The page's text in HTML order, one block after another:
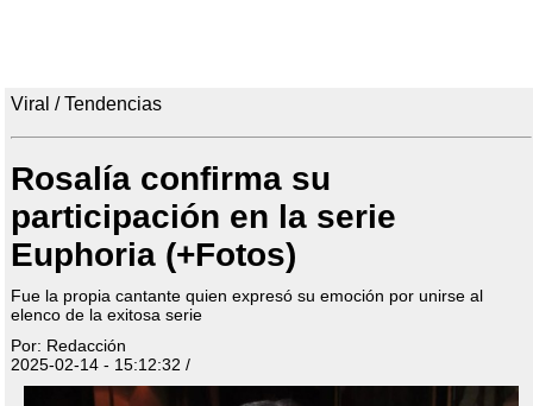
Viral / Tendencias
Rosalía confirma su
participación en la serie
Euphoria (+Fotos)
Fue la propia cantante quien expresó su emoción por unirse al
elenco de la exitosa serie
Por: Redacción
2025-02-14 - 15:12:32 /